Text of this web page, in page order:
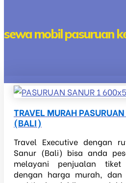
sewa mobil pasuruan
TRAVEL MURAH
(BALI)
Travel Executive dengan
Sanur (Bali) bisa anda
melayani penjualan
dengan harga murah,